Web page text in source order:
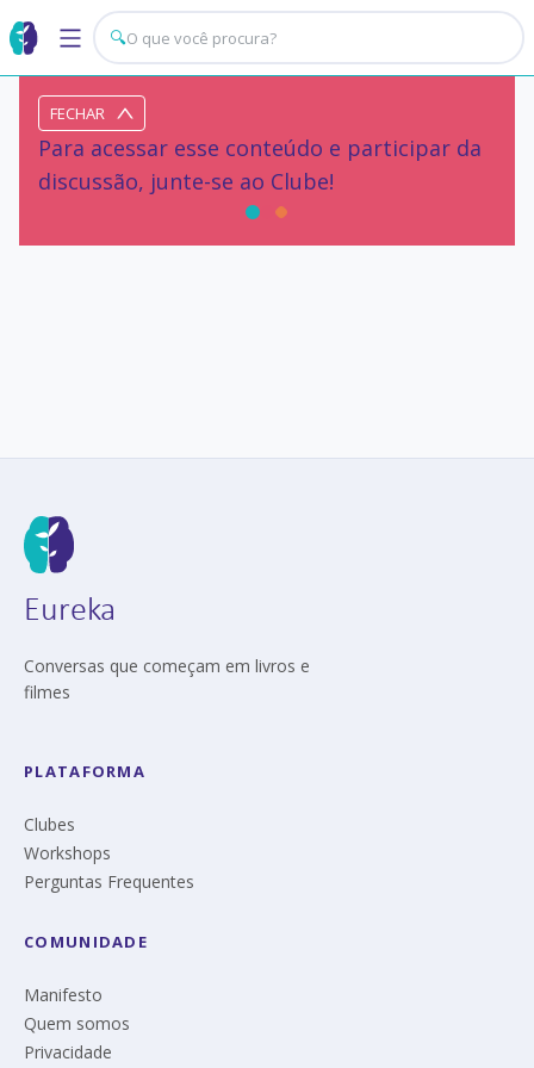
🔍
FECHAR
Para acessar esse conteúdo e participar da
discussão, junte-se ao Clube!
Eureka
Conversas que começam em livros e
filmes
PLATAFORMA
Clubes
Workshops
Perguntas Frequentes
COMUNIDADE
Manifesto
Quem somos
Privacidade